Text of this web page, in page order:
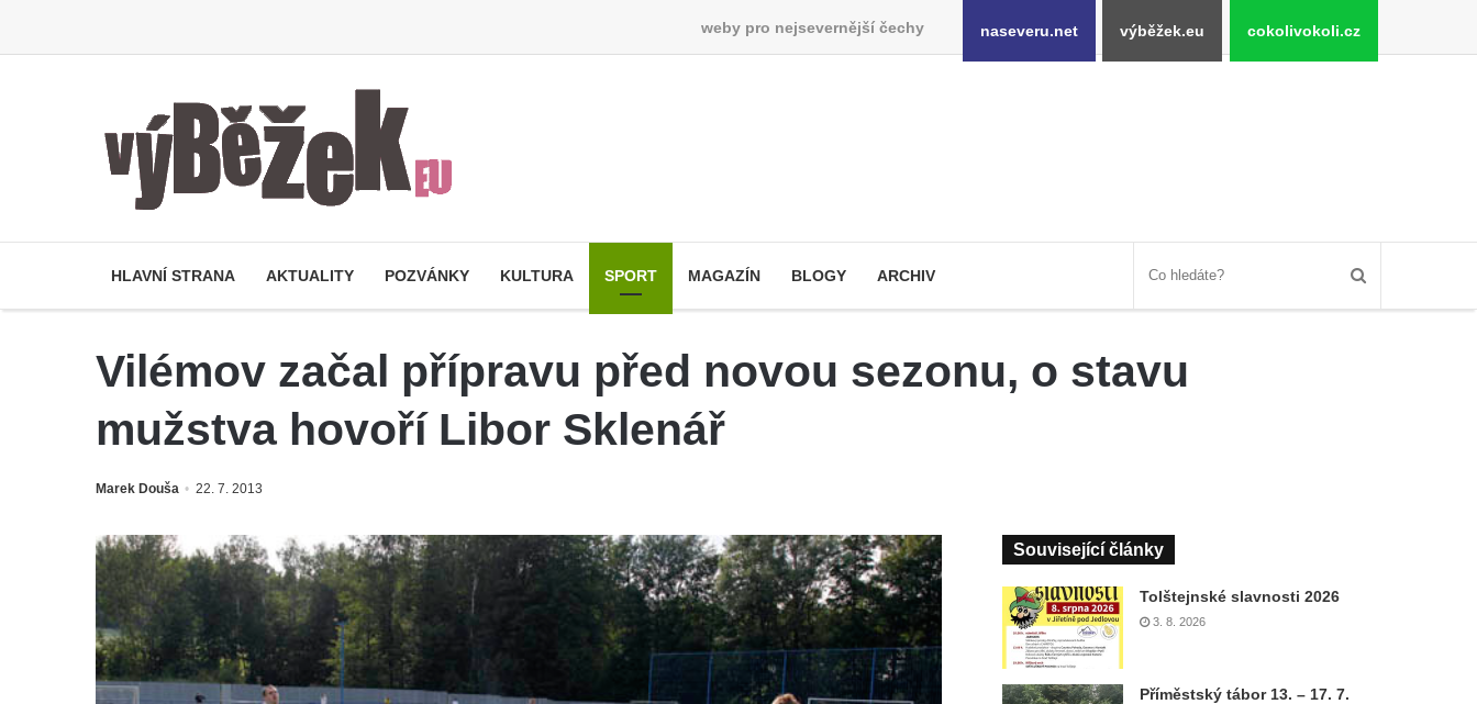
weby pro nejsevernější čechy naseveru.net výběžek.eu cokolivokoli.cz
HLAVNÍ STRANA AKTUALITY POZVÁNKY KULTURA SPORT MAGAZÍN BLOGY ARCHIV
Vilémov začal přípravu před novou sezonu, o stavu
mužstva hovoří Libor Sklenář
Marek Douša 22. 7. 2013
Související články
Tolštejnské slavnosti 2026
3. 8. 2026
Příměstský tábor 13. – 17. 7.